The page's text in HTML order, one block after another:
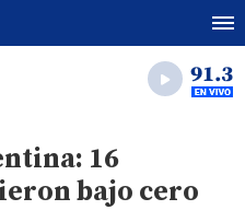
16
bajo cero